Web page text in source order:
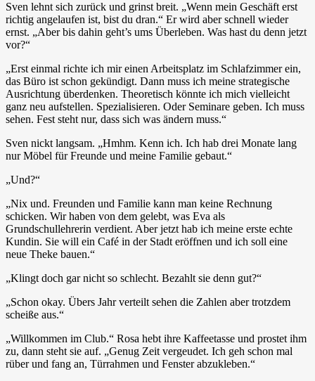
Sven lehnt sich zurück und grinst breit. „Wenn mein Geschäft erst
richtig angelaufen ist, bist du dran.“ Er wird aber schnell wieder
ernst. „Aber bis dahin geht’s ums Überleben. Was hast du denn jetzt
vor?“
„Erst einmal richte ich mir einen Arbeitsplatz im Schlafzimmer ein,
das Büro ist schon gekündigt. Dann muss ich meine strategische
Ausrichtung überdenken. Theoretisch könnte ich mich vielleicht
ganz neu aufstellen. Spezialisieren. Oder Seminare geben. Ich muss
sehen. Fest steht nur, dass sich was ändern muss.“
Sven nickt langsam. „Hmhm. Kenn ich. Ich hab drei Monate lang
nur Möbel für Freunde und meine Familie gebaut.“
„Und?“
„Nix und. Freunden und Familie kann man keine Rechnung
schicken. Wir haben von dem gelebt, was Eva als
Grundschullehrerin verdient. Aber jetzt hab ich meine erste echte
Kundin. Sie will ein Café in der Stadt eröffnen und ich soll eine
neue Theke bauen.“
„Klingt doch gar nicht so schlecht. Bezahlt sie denn gut?“
„Schon okay. Übers Jahr verteilt sehen die Zahlen aber trotzdem
scheiße aus.“
„Willkommen im Club.“ Rosa hebt ihre Kaffeetasse und prostet ihm
zu, dann steht sie auf. „Genug Zeit vergeudet. Ich geh schon mal
rüber und fang an, Türrahmen und Fenster abzukleben.“